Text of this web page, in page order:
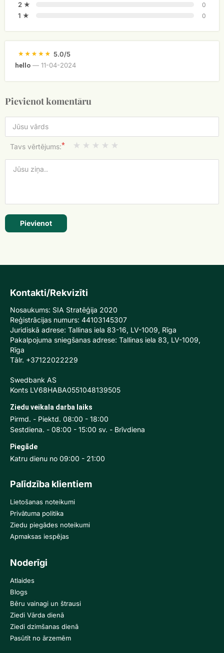
2 ★ 0
1 ★ 0
5.0/5
hello — 11-04-2024
Pievienot komentāru
Tavs vērtējums:*
Pievienot
Kontakti/Rekvizīti
Nosaukums: SIA Stratēģija 2020
Reģistrācijas numurs: 44103145307
Juridiskā adrese: Tallinas iela 83-16, LV-1009, Rīga
Pakalpojuma sniegšanas adrese: Tallinas iela 83, LV-1009,
Rīga
Tālr. +37122022229
Swedbank AS
Konts LV68HABA0551048139505
Ziedu veikala darba laiks
Pirmd. - Piektd. 08:00 - 18:00
Sestdiena. - 08:00 - 15:00 sv. - Brīvdiena
Piegāde
Katru dienu no 09:00 - 21:00
Palīdzība klientiem
Lietošanas noteikumi
Privātuma politika
Ziedu piegādes noteikumi
Apmaksas iespējas
Noderīgi
Atlaides
Blogs
Bēru vainagi un štrausi
Ziedi Vārda dienā
Ziedi dzimšanas dienā
Pasūtīt no ārzemēm